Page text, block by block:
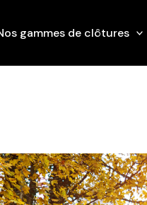
gammes de clôtures